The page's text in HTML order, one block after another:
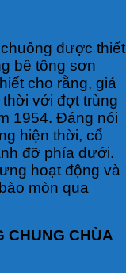
được thiết
bê tông sơn
cho rằng, giá
với đợt trùng
1954. Đáng nói
hiện thời, cổ
đỡ phía dưới.
hoạt động và
mòn qua
CHUNG CHÙA